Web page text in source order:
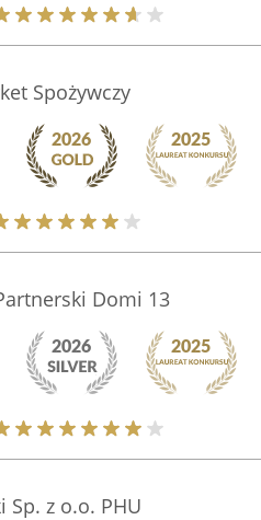
Spożywczy
Domi 13
Sp. z o.o. PHU